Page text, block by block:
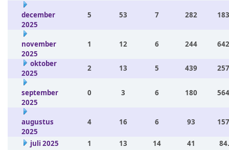
december
2025
5 53 7 282
november
2025
1 12 6 244
oktober
2025
2 13 5 439
september
2025
0 3 6 180
augustus
2025
4 16 6 93
juli 2025 1 13 14 41